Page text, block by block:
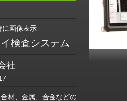
に画像表示
検査システム
社
材、金属、合金などの